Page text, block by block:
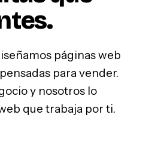
.
páginas web
para vender.
y nosotros lo
que trabaja por ti.